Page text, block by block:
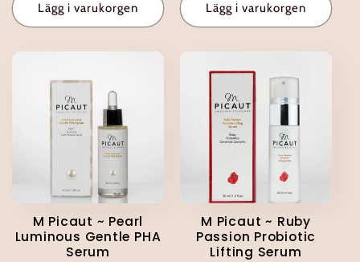
Lägg i varukorgen Lägg i varukorgen
M Picaut ~ Pearl
Luminous Gentle PHA
Serum
M Picaut ~ Ruby
Passion Probiotic
Lifting Serum